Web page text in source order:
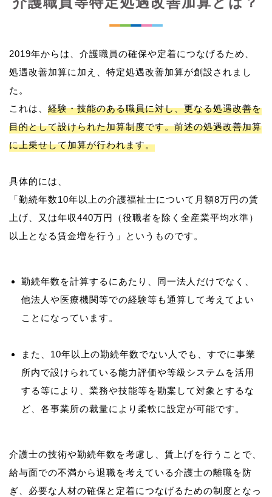
2019年からは、介護職員の確保や定着につなげるため、
処遇改善加算に加え、特定処遇改善加算が創設されまし
た。
これは、 経験・技能のある職員に対し、更なる処遇改善を
目的として設けられた加算制度です。前述の処遇改善加算
に上乗せして加算が行われます。
具体的には、
「勤続年数10年以上の介護福祉士について月額8万円の賃
上げ、又は年収440万円（役職者を除く全産業平均水準）
勤続年数を計算するにあたり、同一法人だけでなく、
他法人や医療機関等での経験等も通算して考えてよい
ことになっています。
また、10年以上の勤続年数でない人でも、すでに事業
所内で設けられている能力評価や等級システムを活用
する等により、業務や技能等を勘案して対象とするな
ど、各事業所の裁量により柔軟に設定が可能です。
介護士の技術や勤続年数を考慮し、賃上げを行うことで、
給与面での不満から退職を考えている介護士の離職を防
ぎ、必要な人材の確保と定着につなげるための制度となっ